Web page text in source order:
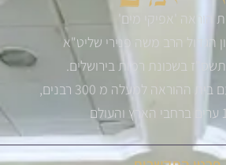
הוראה 'אפיקי מים'
הגדול הרב משה פנירי שליט"א
בשכונת רמות בירושלים.
ההוראה למעלה מ 300 רבנים,